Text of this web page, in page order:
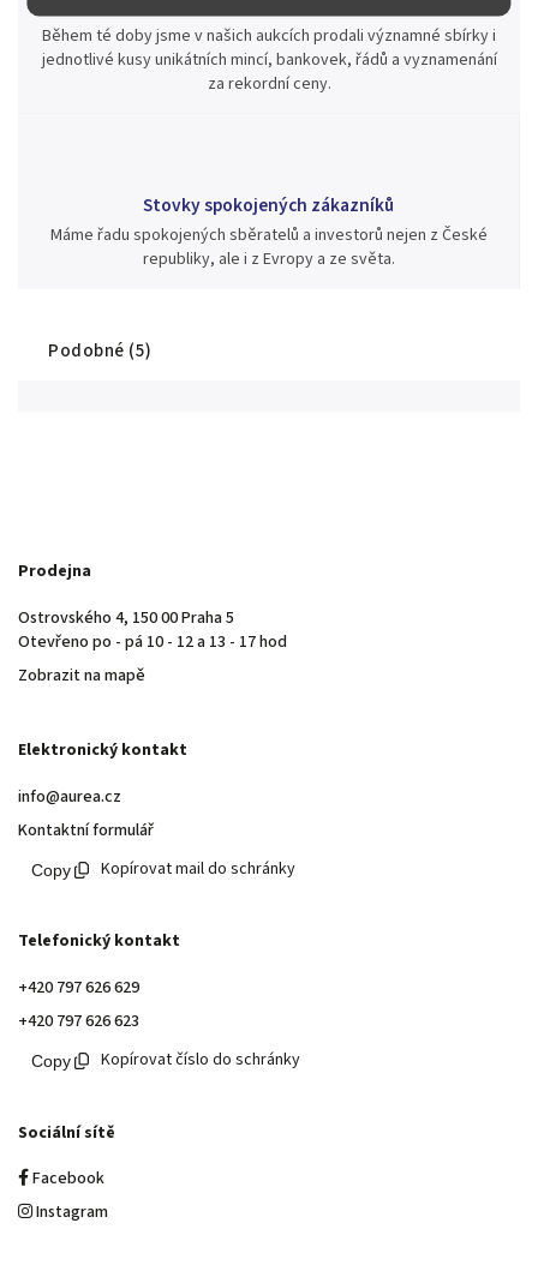
Během té doby jsme v našich aukcích prodali významné sbírky i
jednotlivé kusy unikátních mincí, bankovek, řádů a vyznamenání
za rekordní ceny.
Stovky spokojených zákazníků
Máme řadu spokojených sběratelů a investorů nejen z České
republiky, ale i z Evropy a ze světa.
Podobné (5)
Prodejna
Ostrovského 4, 150 00 Praha 5
Otevřeno po - pá 10 - 12 a 13 - 17 hod
Zobrazit na mapě
Elektronický kontakt
info@aurea.cz
Kontaktní formulář
Kopírovat mail do schránky
Telefonický kontakt
+420 797 626 629
+420 797 626 623
Kopírovat číslo do schránky
Sociální sítě
Facebook
Instagram